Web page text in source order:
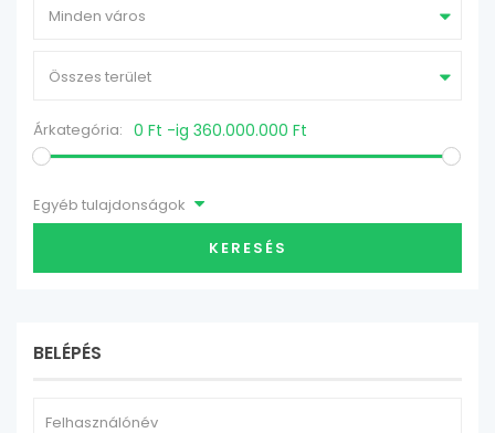
Minden város
Összes terület
Árkategória: 0 Ft -ig 360.000.000 Ft
Egyéb tulajdonságok
KERESÉS
BELÉPÉS